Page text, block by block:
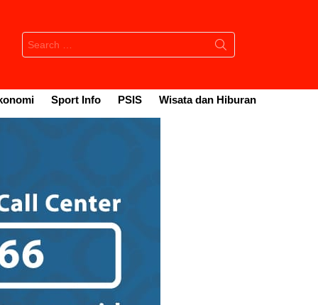
Search
for:
Sport Info PSIS Wisata dan Hiburan